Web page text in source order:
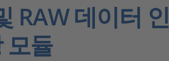
RAW 데이터 인
모듈